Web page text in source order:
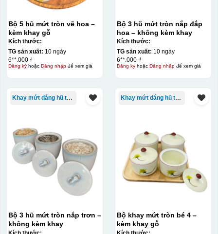
Bộ 5 hũ mứt tròn vẽ hoa –
kèm khay gỗ
Kích thước:
TG sản xuất: 10 ngày
6**.000 ₫
Đăng kýhoặc Đăng nhậpđể xem giá
Bộ 3 hũ mứt tròn nắp đắp
hoa – không kèm khay
Kích thước:
TG sản xuất: 10 ngày
6**.000 ₫
Đăng kýhoặc Đăng nhậpđể xem giá
Khay mứt dáng hũ tròn
Bộ 3 hũ mứt tròn nắp trơn –
không kèm khay
Khay mứt dáng hũ tròn
Bộ khay mứt tròn bé 4 –
kèm khay gỗ